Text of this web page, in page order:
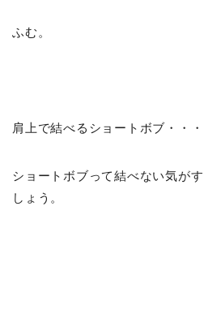
ふむ。
肩上で結べるショートボブ・・・
ショートボブって結べない気が
しょう。